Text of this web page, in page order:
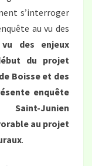
s’interroger
au vu des
des enjeux
du projet
Boisse et des
enquête
Junien
au projet
.